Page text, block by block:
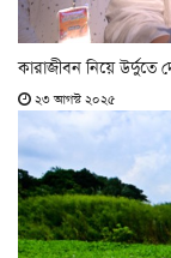
কারাজীবন নিয়ে উর্দুতে
২৩ আগস্ট ২০২৫